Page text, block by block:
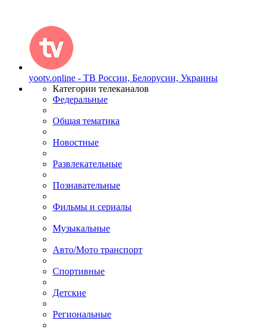
yootv.online - ТВ России, Белорусии, Украины
Категории телеканалов
Федеральные
Общая тематика
Новостные
Развлекательные
Познавательные
Фильмы и сериалы
Музыкальные
Авто/Мото транспорт
Спортивные
Детские
Региональные